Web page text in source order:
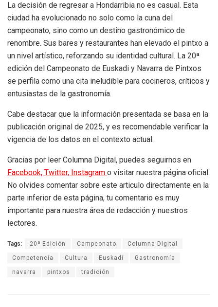
La decisión de regresar a Hondarribia no es casual. Esta
ciudad ha evolucionado no solo como la cuna del
campeonato, sino como un destino gastronómico de
renombre. Sus bares y restaurantes han elevado el pintxo a
un nivel artístico, reforzando su identidad cultural. La 20ª
edición del Campeonato de Euskadi y Navarra de Pintxos
se perfila como una cita ineludible para cocineros, críticos y
entusiastas de la gastronomía.
Cabe destacar que la información presentada se basa en la
publicación original de 2025, y es recomendable verificar la
vigencia de los datos en el contexto actual.
Gracias por leer Columna Digital, puedes seguirnos en
Facebook, Twitter, Instagram o visitar nuestra página oficial.
No olvides comentar sobre este articulo directamente en la
parte inferior de esta página, tu comentario es muy
importante para nuestra área de redacción y nuestros
lectores.
Tags: 20ª Edición Campeonato Columna Digital
Competencia Cultura Euskadi Gastronomía
navarra pintxos tradición